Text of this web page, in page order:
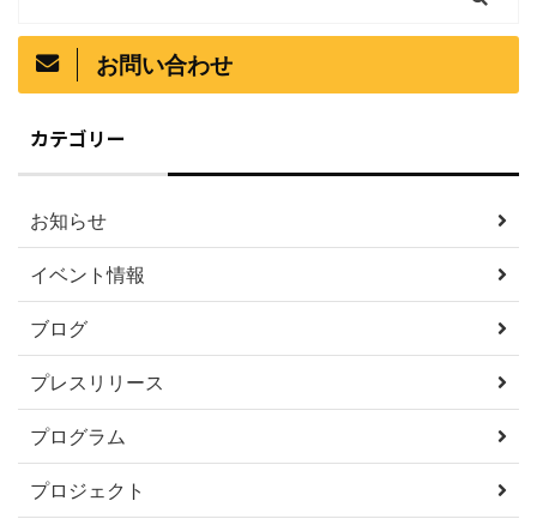
お問い合わせ
カテゴリー
お知らせ
イベント情報
ブログ
プレスリリース
プログラム
プロジェクト